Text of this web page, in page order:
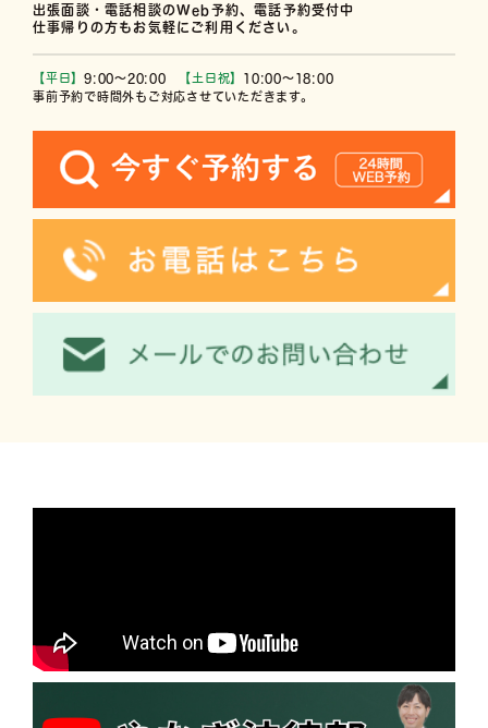
出張面談・電話相談のWeb予約、電話予約受付中
仕事帰りの方もお気軽にご利用ください。
【平日】 9:00〜20:00 【土日祝】 10:00〜18:00
事前予約で時間外もご対応させていただきます。